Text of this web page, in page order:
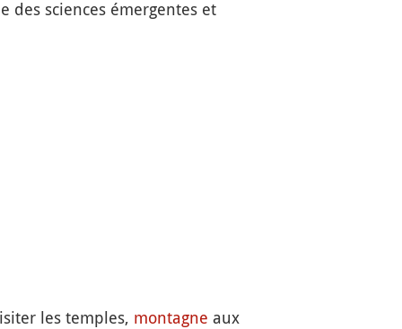
des sciences émergentes et
les temples, montagne aux